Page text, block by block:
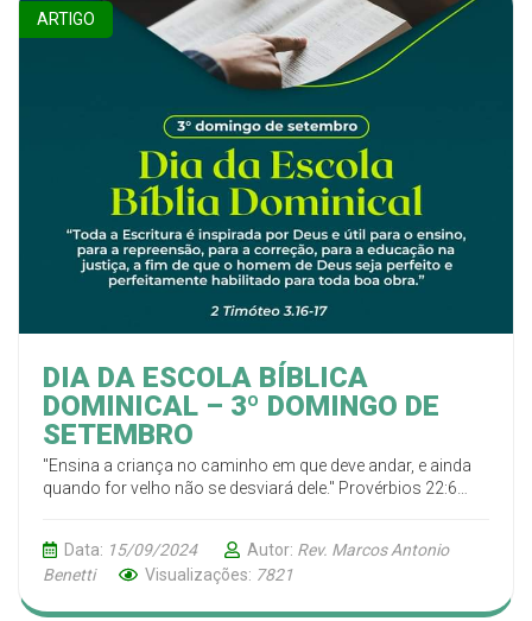
ARTIGO
DIA DA ESCOLA BÍBLICA
DOMINICAL – 3º DOMINGO DE
SETEMBRO
"Ensina a criança no caminho em que deve andar, e ainda
quando for velho não se desviará dele." Provérbios 22:6
Data: 15/09/2024 Autor: Rev. Marcos Antonio
Benetti
Visualizações: 7821